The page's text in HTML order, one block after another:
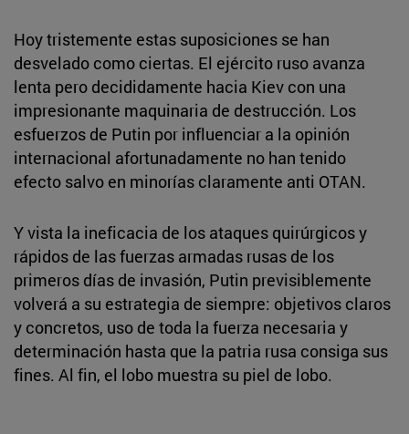
Hoy tristemente estas suposiciones se han
desvelado como ciertas. El ejército ruso avanza
lenta pero decididamente hacia Kiev con una
impresionante maquinaria de destrucción. Los
esfuerzos de Putin por influenciar a la opinión
internacional afortunadamente no han tenido
efecto salvo en minorías claramente anti OTAN.
Y vista la ineficacia de los ataques quirúrgicos y
rápidos de las fuerzas armadas rusas de los
primeros días de invasión, Putin previsiblemente
volverá a su estrategia de siempre: objetivos claros
y concretos, uso de toda la fuerza necesaria y
determinación hasta que la patria rusa consiga sus
fines. Al fin, el lobo muestra su piel de lobo.